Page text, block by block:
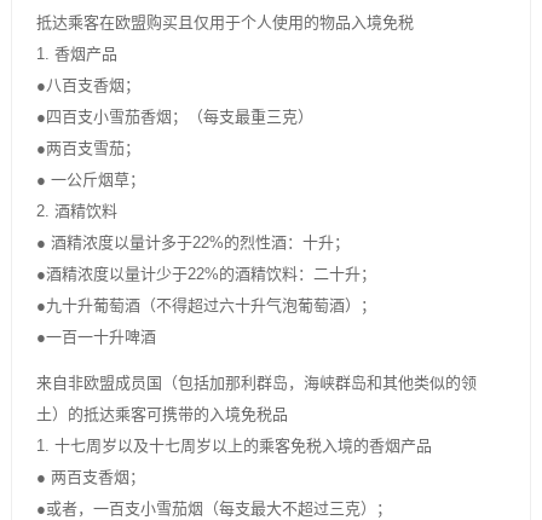
抵达乘客在欧盟购买且仅用于个人使用的物品入境免税
1. 香烟产品
●八百支香烟；
●四百支小雪茄香烟；（每支最重三克）
●两百支雪茄；
● 一公斤烟草；
2. 酒精饮料
● 酒精浓度以量计多于22%的烈性酒：十升；
●酒精浓度以量计少于22%的酒精饮料：二十升；
●九十升葡萄酒（不得超过六十升气泡葡萄酒）；
●一百一十升啤酒
来自非欧盟成员国（包括加那利群岛，海峡群岛和其他类似的领
土）的抵达乘客可携带的入境免税品
1. 十七周岁以及十七周岁以上的乘客免税入境的香烟产品
● 两百支香烟；
●或者，一百支小雪茄烟（每支最大不超过三克）；